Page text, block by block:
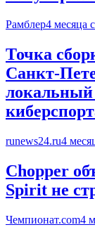
Рамблер4 месяца
Точка
Санкт-
runews24.ru4
Chopper
Spirit не
Чемпионат.com4